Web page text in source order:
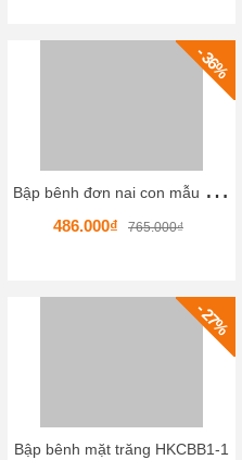
- 36%
B
ập bênh đơn nai con mẫu mới HKCBB4-7
486.000₫ 765.000₫
- 27%
Bập bênh mặt trăng HKCBB1-1